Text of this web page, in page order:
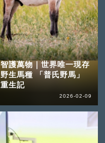
智護萬物｜世界唯一現存
野生馬種 「普氏野馬」
重生記
2026-02-09